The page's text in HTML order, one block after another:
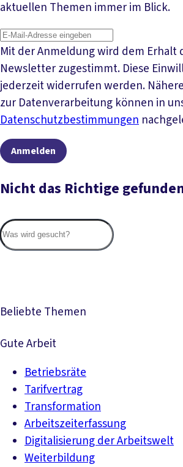
aktuellen Themen immer im Blick.
Mit der Anmeldung wird dem Erhalt
Newsletter zugestimmt. Diese
jederzeit widerrufen werden.
zur Datenverarbeitung können in
Datenschutzbestimmungen
Anmelden
Nicht das Richtige
Beliebte Themen
Gute Arbeit
Betriebsräte
Tarifvertrag
Transformation
Arbeitszeiterfassung
Digitalisierung der Arbeitswelt
Weiterbildung